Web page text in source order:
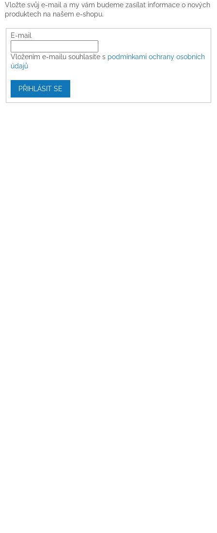
Vložte svůj e-mail a my vám budeme zasílat informace o nových
produktech na našem e-shopu.
E-mail
Vložením e-mailu souhlasíte s podmínkami ochrany osobních
údajů
PŘIHLÁSIT SE